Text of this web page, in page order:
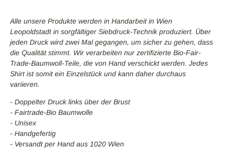
KOLLEKTION
Alle unsere Produkte werden in Handarbeit in Wien
Leopoldstadt in sorgfältiger Siebdruck-Technik produziert. Über
jeden Druck wird zwei Mal gegangen, um sicher zu gehen, dass
die Qualität stimmt. Wir verarbeiten nur zertifizierte Bio-Fair-
Trade-Baumwoll-Teile, die von Hand verschickt werden. Jedes
Shirt ist somit ein Einzelstück und kann daher durchaus
variieren.
- Doppelter Druck links über der Brust
- Fairtrade-Bio Baumwolle
- Unisex
- Handgefertig
- Versandt per Hand aus 1020 Wien